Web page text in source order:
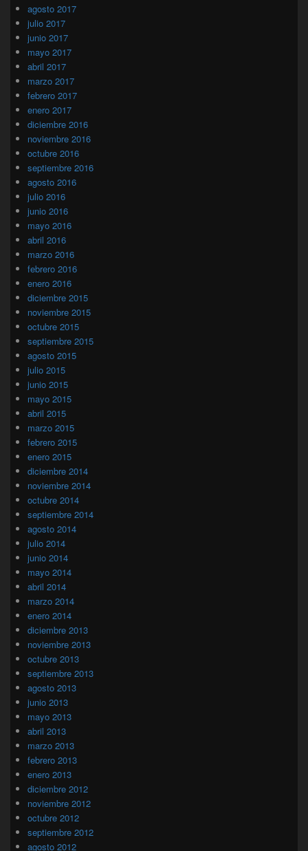
agosto 2017
julio 2017
junio 2017
mayo 2017
abril 2017
marzo 2017
febrero 2017
enero 2017
diciembre 2016
noviembre 2016
octubre 2016
septiembre 2016
agosto 2016
julio 2016
junio 2016
mayo 2016
abril 2016
marzo 2016
febrero 2016
enero 2016
diciembre 2015
noviembre 2015
octubre 2015
septiembre 2015
agosto 2015
julio 2015
junio 2015
mayo 2015
abril 2015
marzo 2015
febrero 2015
enero 2015
diciembre 2014
noviembre 2014
octubre 2014
septiembre 2014
agosto 2014
julio 2014
junio 2014
mayo 2014
abril 2014
marzo 2014
enero 2014
diciembre 2013
noviembre 2013
octubre 2013
septiembre 2013
agosto 2013
junio 2013
mayo 2013
abril 2013
marzo 2013
febrero 2013
enero 2013
diciembre 2012
noviembre 2012
octubre 2012
septiembre 2012
agosto 2012